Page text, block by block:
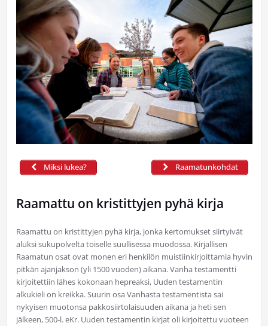
Miksi lukea? Raamatunkohdat
Raamattu on kristittyjen pyhä kirja
Raamattu on kristittyjen pyhä kirja, jonka kertomukset siirtyivät
aluksi sukupolvelta toiselle suullisessa muodossa. Kirjallisen
Raamatun osat ovat monen eri henkilön muistiinkirjoittamia hyvin
pitkän ajanjakson (yli 1500 vuoden) aikana. Vanha testamentti
kirjoitettiin lähes kokonaan hepreaksi, Uuden testamentin
alkukieli on kreikka. Suurin osa Vanhasta testamentista sai
nykyisen muotonsa pakkosiirtolaisuuden aikana ja heti sen
jälkeen, 500-l. eKr. Uuden testamentin kirjat oli kirjoitettu vuoteen